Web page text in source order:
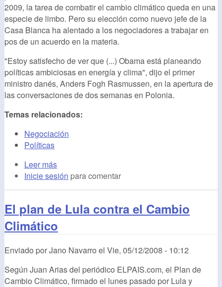
2009, la tarea de combatir el cambio climático queda en una
especie de limbo. Pero su elección como nuevo jefe de la
Casa Blanca ha alentado a los negociadores a trabajar en
pos de un acuerdo en la materia.
"Estoy satisfecho de ver que (...) Obama está planeando
políticas ambiciosas en energía y clima", dijo el primer
ministro danés, Anders Fogh Rasmussen, en la apertura de
las conversaciones de dos semanas en Polonia.
Temas relacionados:
Negociación
Políticas
Leer más
Inicie sesión para comentar
El plan de Lula contra el Cambio
Climático
Enviado porJano Navarro el Vie, 05/12/2008 - 10:12
Según Juan Arias del periódico ELPAIS.com, el Plan de
Cambio Climático, firmado el lunes pasado por Lula y